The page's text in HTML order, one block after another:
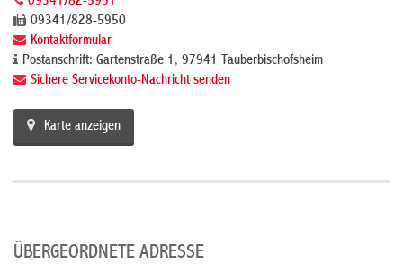
09341/828-5950
Kontaktformular
Postanschrift: Gartenstraße 1, 97941 Tauberbischofsheim
Sichere Servicekonto-Nachricht senden
Karte anzeigen
ÜBERGEORDNETE ADRESSE